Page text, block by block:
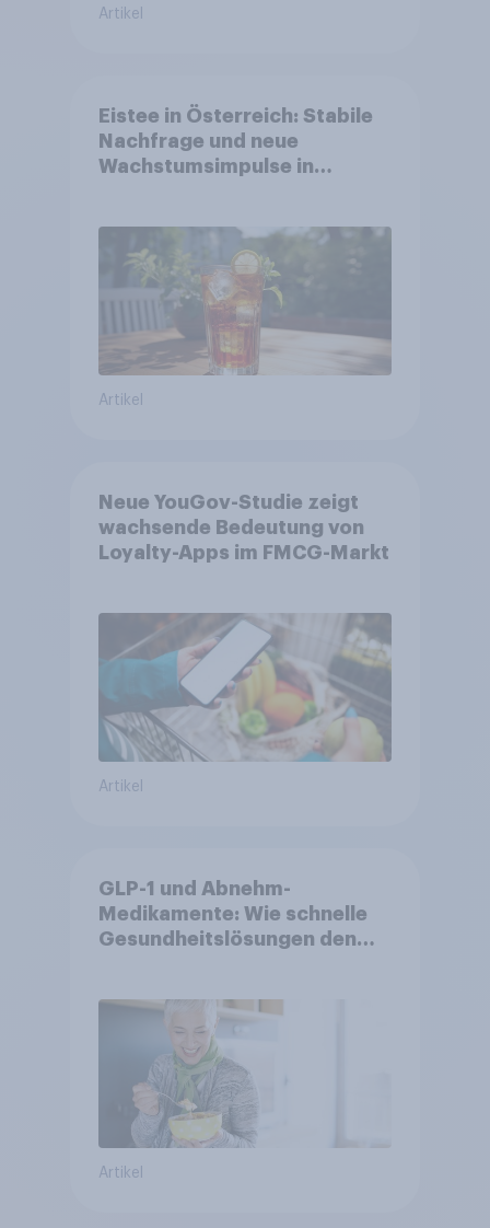
Artikel
Eistee in Österreich: Stabile
Nachfrage und neue
Wachstumsimpulse in
Artikel
Neue YouGov-Studie zeigt
wachsende Bedeutung von
Loyalty-Apps im FMCG-Markt
Artikel
GLP-1 und Abnehm-
Medikamente: Wie schnelle
Gesundheitslösungen den
Artikel